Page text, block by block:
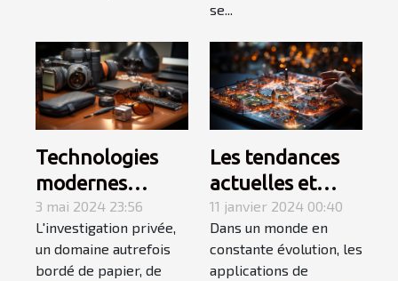
se...
Technologies
modernes
utilisées dans
l'investigation
privée
3 mai 2024 23:56
L'investigation privée,
un domaine autrefois
bordé de papier, de
Les tendances
actuelles et
futures des
applications de
cartographie
11 janvier 2024 00:40
Dans un monde en
constante évolution, les
applications de